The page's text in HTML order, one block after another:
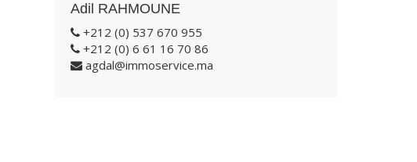
Adil RAHMOUNE
+212 (0) 537 670 955
+212 (0) 6 61 16 70 86
agdal@immoservice.ma